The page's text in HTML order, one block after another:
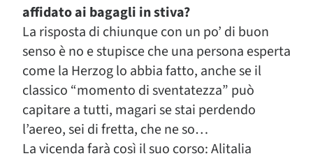
affidato ai bagagli in stiva?
La risposta di chiunque con un po’ di buon
senso è no e stupisce che una persona esperta
come la Herzog lo abbia fatto, anche se il
classico “momento di sventatezza” può
capitare a tutti, magari se stai perdendo
l’aereo, sei di fretta, che ne so…
La vicenda farà così il suo corso: Alitalia